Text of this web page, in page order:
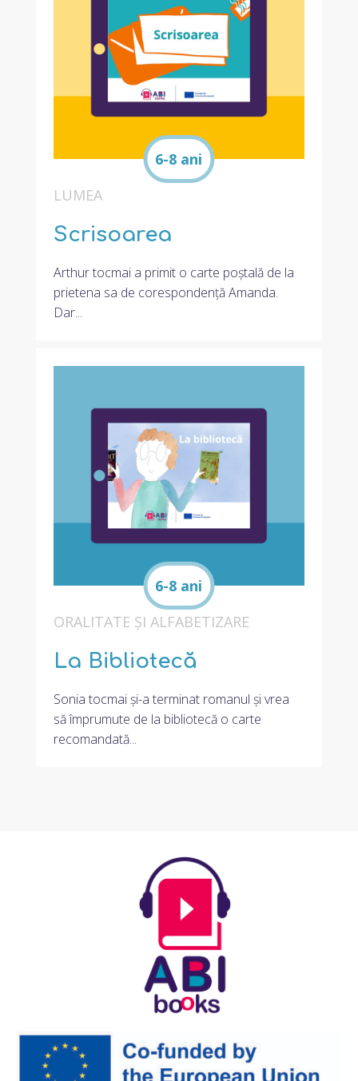
6-8 ani
LUMEA
Scrisoarea
Arthur tocmai a primit o carte poștală de la
prietena sa de corespondență Amanda.
Dar...
6-8 ani
ORALITATE ȘI ALFABETIZARE
La Bibliotecă
Sonia tocmai și-a terminat romanul și vrea
să împrumute de la bibliotecă o carte
recomandată...